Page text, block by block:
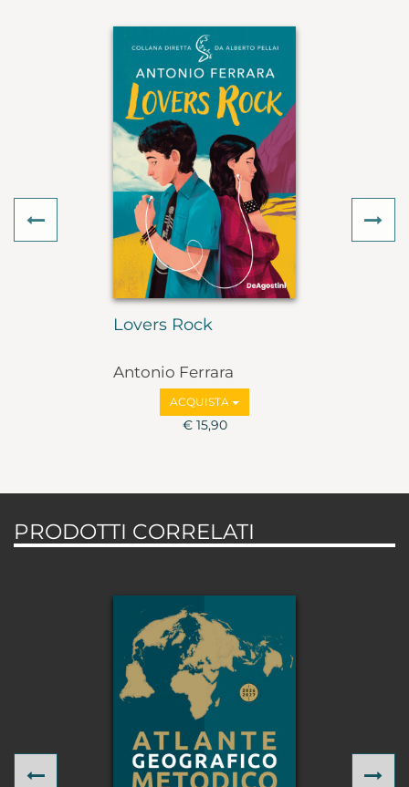
Lovers Rock
Antonio Ferrara
ACQUISTA
€ 15,90
Previous
PRODOTTI CORRELATI
Previous